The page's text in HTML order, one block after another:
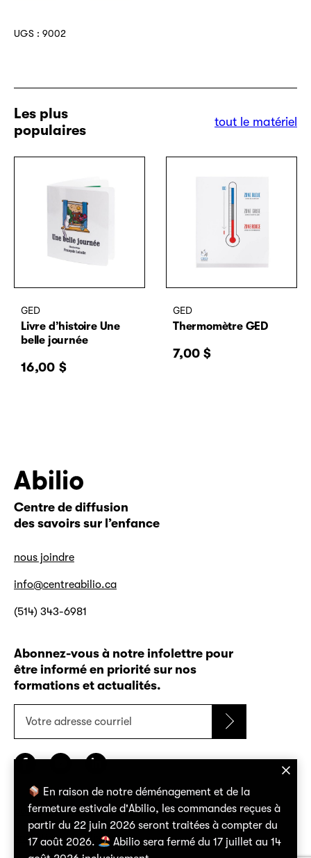
vignettes
UGS : 9002
Les plus
populaires
GED
Livre d’histoire Une
belle journée
16,00 $
GED
Thermomètre GED
7,00$
tout le matériel
Abilio
Centre de diffusion
des savoirs sur l’enfance
nous joindre
info@centreabilio.ca
(514) 343-6981
Abonnez-vous à notre infolettre pour
être informé en priorité sur nos
formations et actualités.
adresse
politique de confidentialité
conditions d’utilisation
En raison de notre déménagement et de la
fermeture estivale d'Abilio, les commandes reçues à
partir du 22 juin 2026 seront traitées à compter du
17 août 2026.
Abilio sera fermé du 17 juillet au 14